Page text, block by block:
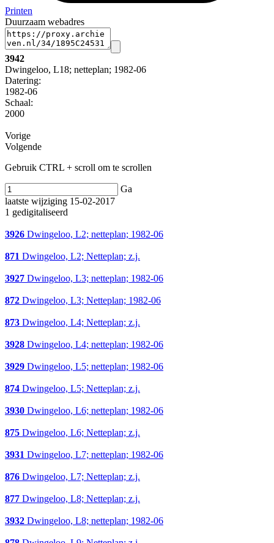
Printen
Duurzaam webadres
3942
Dwingeloo, L18; netteplan; 1982-06
Datering:
1982-06
Schaal:
2000
Vorige
Volgende
Gebruik CTRL + scroll om te scrollen
Ga
laatste wijziging 15-02-2017
1 gedigitaliseerd
3926 Dwingeloo, L2; netteplan; 1982-06
871 Dwingeloo, L2; Netteplan; z.j.
3927 Dwingeloo, L3; netteplan; 1982-06
872 Dwingeloo, L3; Netteplan; 1982-06
873 Dwingeloo, L4; Netteplan; z.j.
3928 Dwingeloo, L4; netteplan; 1982-06
3929 Dwingeloo, L5; netteplan; 1982-06
874 Dwingeloo, L5; Netteplan; z.j.
3930 Dwingeloo, L6; netteplan; 1982-06
875 Dwingeloo, L6; Netteplan; z.j.
3931 Dwingeloo, L7; netteplan; 1982-06
876 Dwingeloo, L7; Netteplan; z.j.
877 Dwingeloo, L8; Netteplan; z.j.
3932 Dwingeloo, L8; netteplan; 1982-06